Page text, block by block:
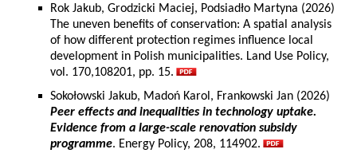
Rok Jakub, Grodzicki Maciej, Podsiadło Martyna (2026)
The uneven benefits of conservation: A spatial analysis
of how different protection regimes influence local
development in Polish municipalities. Land Use Policy,
vol. 170,108201, pp. 15.
Sokołowski Jakub, Madoń Karol, Frankowski Jan (2026)
Peer effects and inequalities in technology uptake.
Evidence from a large-scale renovation subsidy
programme. Energy Policy, 208, 114902.